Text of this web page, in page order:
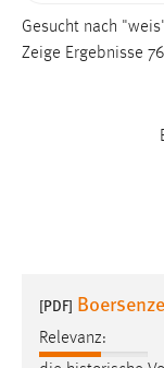
Gesucht nach
Zeige Ergebnisse
[PDF]
Relevanz:
Name:
Dieser
Name:
staticfilecache